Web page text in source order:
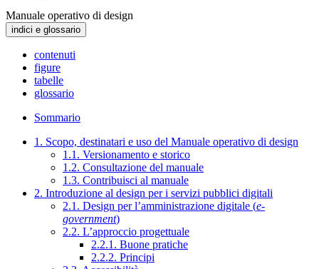
Manuale operativo di design
indici e glossario
contenuti
figure
tabelle
glossario
Sommario
1. Scopo, destinatari e uso del Manuale operativo di design
1.1. Versionamento e storico
1.2. Consultazione del manuale
1.3. Contribuisci al manuale
2. Introduzione al design per i servizi pubblici digitali
2.1. Design per l’amministrazione digitale (e-
government)
2.2. L’approccio progettuale
2.2.1. Buone pratiche
2.2.2. Principi